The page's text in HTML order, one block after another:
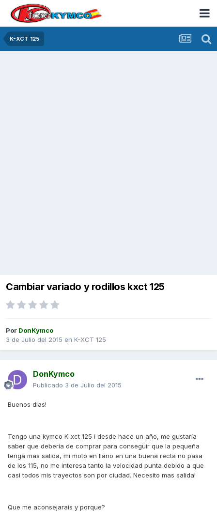
K-XCT 125
Cambiar variado y rodillos kxct 125
Por DonKymco
3 de Julio del 2015 en K-XCT 125
DonKymco
Publicado 3 de Julio del 2015
Buenos dias!
Tengo una kymco K-xct 125 i desde hace un año, me gustaría
saber que debería de comprar para conseguir que la pequeña
tenga mas salida, mi moto en llano en una buena recta no pasa
de los 115, no me interesa tanto la velocidad punta debido a que
casi todos mis trayectos son por ciudad. Necesito mas salida!
Que me aconsejarais y porque?